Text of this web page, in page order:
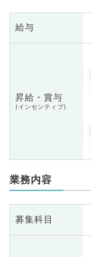
給与
昇給・賞与
(インセンティブ)
業務内容
募集科目